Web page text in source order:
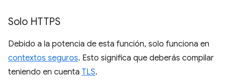
Solo HTTPS
Debido a la potencia de esta función, solo funciona en
contextos seguros. Esto significa que deberás compilar
teniendo en cuenta TLS.